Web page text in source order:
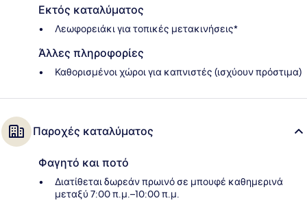
Εκτός καταλύματος
Λεωφορειάκι για τοπικές μετακινήσεις*
Άλλες πληροφορίες
Καθορισμένοι χώροι για καπνιστές (ισχύουν πρόστιμα)
Παροχές καταλύματος
Φαγητό και ποτό
Διατίθεται δωρεάν πρωινό σε μπουφέ καθημερινά
μεταξύ 7:00 π.μ.–10:00 π.μ.